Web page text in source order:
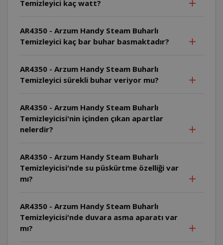
Temizleyici kaç watt?
AR4350 - Arzum Handy Steam Buharlı
Temizleyici kaç bar buhar basmaktadır?
AR4350 - Arzum Handy Steam Buharlı
Temizleyici sürekli buhar veriyor mu?
AR4350 - Arzum Handy Steam Buharlı
Temizleyicisi'nin içinden çıkan apartlar
nelerdir?
AR4350 - Arzum Handy Steam Buharlı
Temizleyicisi'nde su püskürtme özelliği var
mı?
AR4350 - Arzum Handy Steam Buharlı
Temizleyicisi'nde duvara asma aparatı var
mı?